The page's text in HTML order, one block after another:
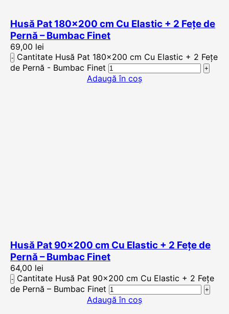
Husă Pat 180×200 cm Cu Elastic + 2 Fețe de
Pernă – Bumbac Finet
69,00 lei
Cantitate Husă Pat 180x200 cm Cu Elastic + 2 Fețe
de Pernă - Bumbac Finet
Adaugă în coș
Husă Pat 90×200 cm Cu Elastic + 2 Fețe de
Pernă – Bumbac Finet
64,00 lei
Cantitate Husă Pat 90x200 cm Cu Elastic + 2 Fețe
de Pernă – Bumbac Finet
Adaugă în coș